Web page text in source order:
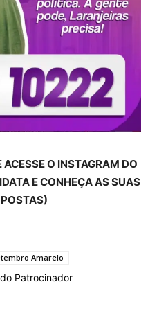
O INSTAGRAM DO
E CONHEÇA AS SUAS
Amarelo